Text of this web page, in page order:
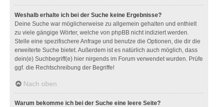
Weshalb erhalte ich bei der Suche keine Ergebnisse?
Deine Suche war möglicherweise zu allgemein gehalten und enthielt
zu viele gängige Wörter, welche von phpBB nicht indiziert werden.
Stelle eine spezifischere Anfrage und benutze die Optionen, die dir die
erweiterte Suche bietet. Außerdem ist es natürlich auch möglich, dass
dein(e) Suchbegriff(e) hier nirgends im Forum verwendet wurden. Prüfe
ggf. die Rechtschreibung der Begriffe!
Nach oben
Warum bekomme ich bei der Suche eine leere Seite?